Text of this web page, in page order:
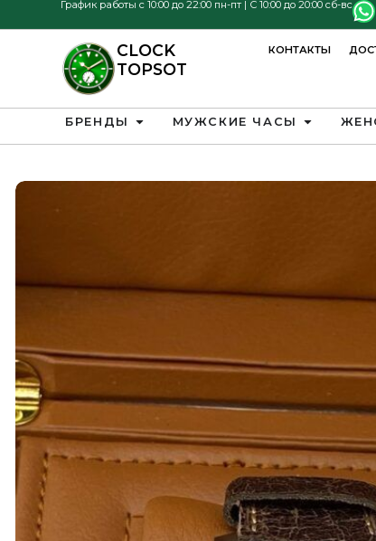
График работы с 10:00 до 22:00 пн-пт | С 10:00 до 20:00 сб-вс
CLOCK
TOPSOT
КОНТАКТЫ
БРЕНДЫ МУЖСКИЕ ЧАСЫ